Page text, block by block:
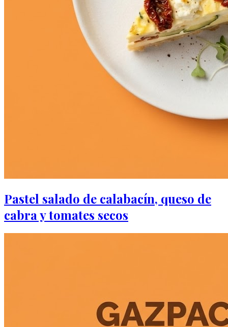
Pastel salado de calabacín, queso de
cabra y tomates secos